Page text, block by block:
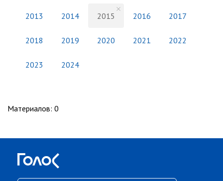
2013 2014 2015 2016 2017
2018 2019 2020 2021 2022
2023 2024
Материалов: 0